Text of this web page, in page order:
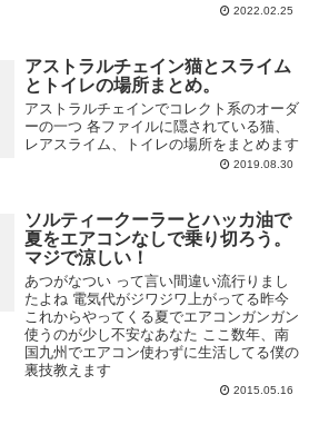
2022.02.25
アストラルチェイン猫とスライム
とトイレの場所まとめ。
アストラルチェインでコレクト系のオーダ
ーの一つ 各ファイルに隠されている猫、
レアスライム、トイレの場所をまとめます
2019.08.30
ソルティークーラーとハッカ油で
夏をエアコンなしで乗り切ろう。
マジで涼しい！
あつがなつい って言い間違い流行りまし
たよね 電気代がジワジワ上がってる昨今
これからやってくる夏でエアコンガンガン
使うのが少し不安なあなた ここ数年、南
国九州でエアコン使わずに生活してる僕の
裏技教えます
2015.05.16